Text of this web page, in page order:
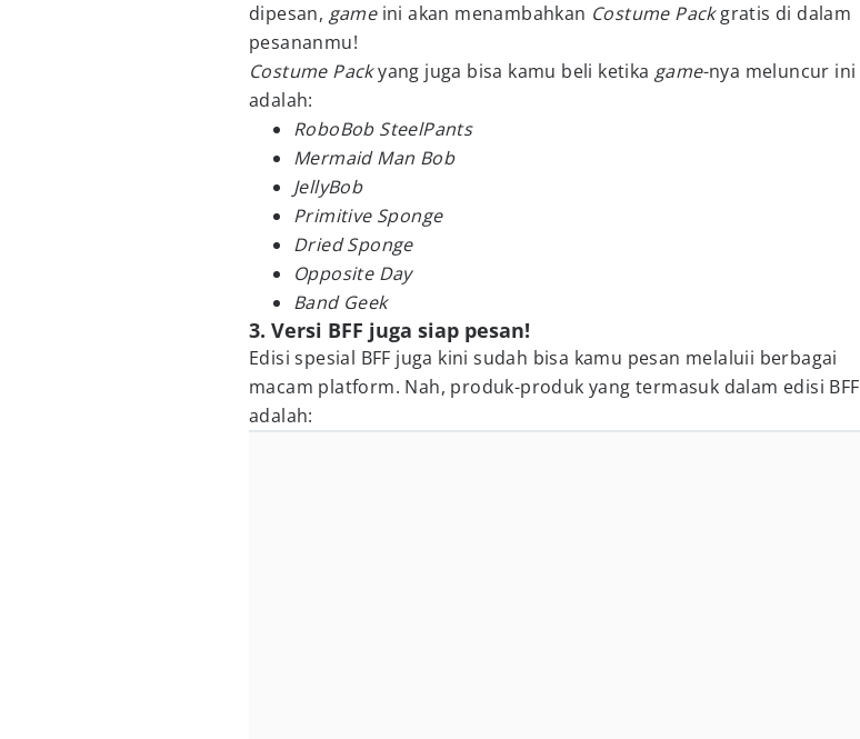
dipesan, game ini akan menambahkan Costume Packgratis di dalam
pesananmu!
Costume Packyang juga bisa kamu beli ketika game-nya meluncur ini
adalah:
RoboBob SteelPants
Mermaid Man Bob
JellyBob
Primitive Sponge
Dried Sponge
Opposite Day
Band Geek
3. Versi BFF juga siap pesan!
Edisi spesial BFF juga kini sudah bisa kamu pesan melaluii berbagai
macam platform. Nah, produk-produk yang termasuk dalam edisi BFF
adalah: